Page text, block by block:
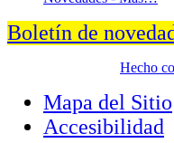
Boletín de
Hecho
Mapa del Sitio
Accesibilidad